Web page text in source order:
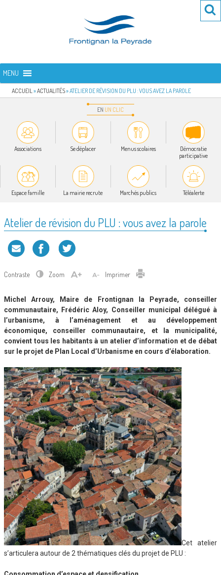
FRONTIGNAN LA PEYRADE
MENU
ACCUEIL »ACTUALITÉS»ATELIER DE RÉVISION DU PLU : VOUS AVEZ LA PAROLE
EN UN CLIC
Associations Se déplacer Menus scolaires
Démocratie
participative
Espace famille La mairie recrute Marchés publics Téléalerte
Atelier de révision du PLU : vous avez la parole
Contraste Zoom Imprimer
Michel Arrouy, Maire de Frontignan la Peyrade, conseiller
communautaire, Frédéric Aloy, Conseiller municipal délégué à
l’urbanisme, à l’aménagement et au développement
économique, conseiller communautaire, et la municipalité,
convient tous les habitants à un atelier d’information et de débat
sur le projet de Plan Local d’Urbanisme en cours d’élaboration.
Cet atelier
s’articulera autour de 2 thématiques clés du projet de PLU :